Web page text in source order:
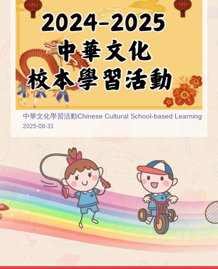
中華文化學習活動Chinese Cultural School-based Learning
2025-08-31